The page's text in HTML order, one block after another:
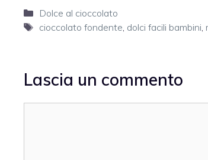
Categorie
Dolce al cioccolato
Tag
cioccolato fondente dolci facili bambini
Lascia un commento